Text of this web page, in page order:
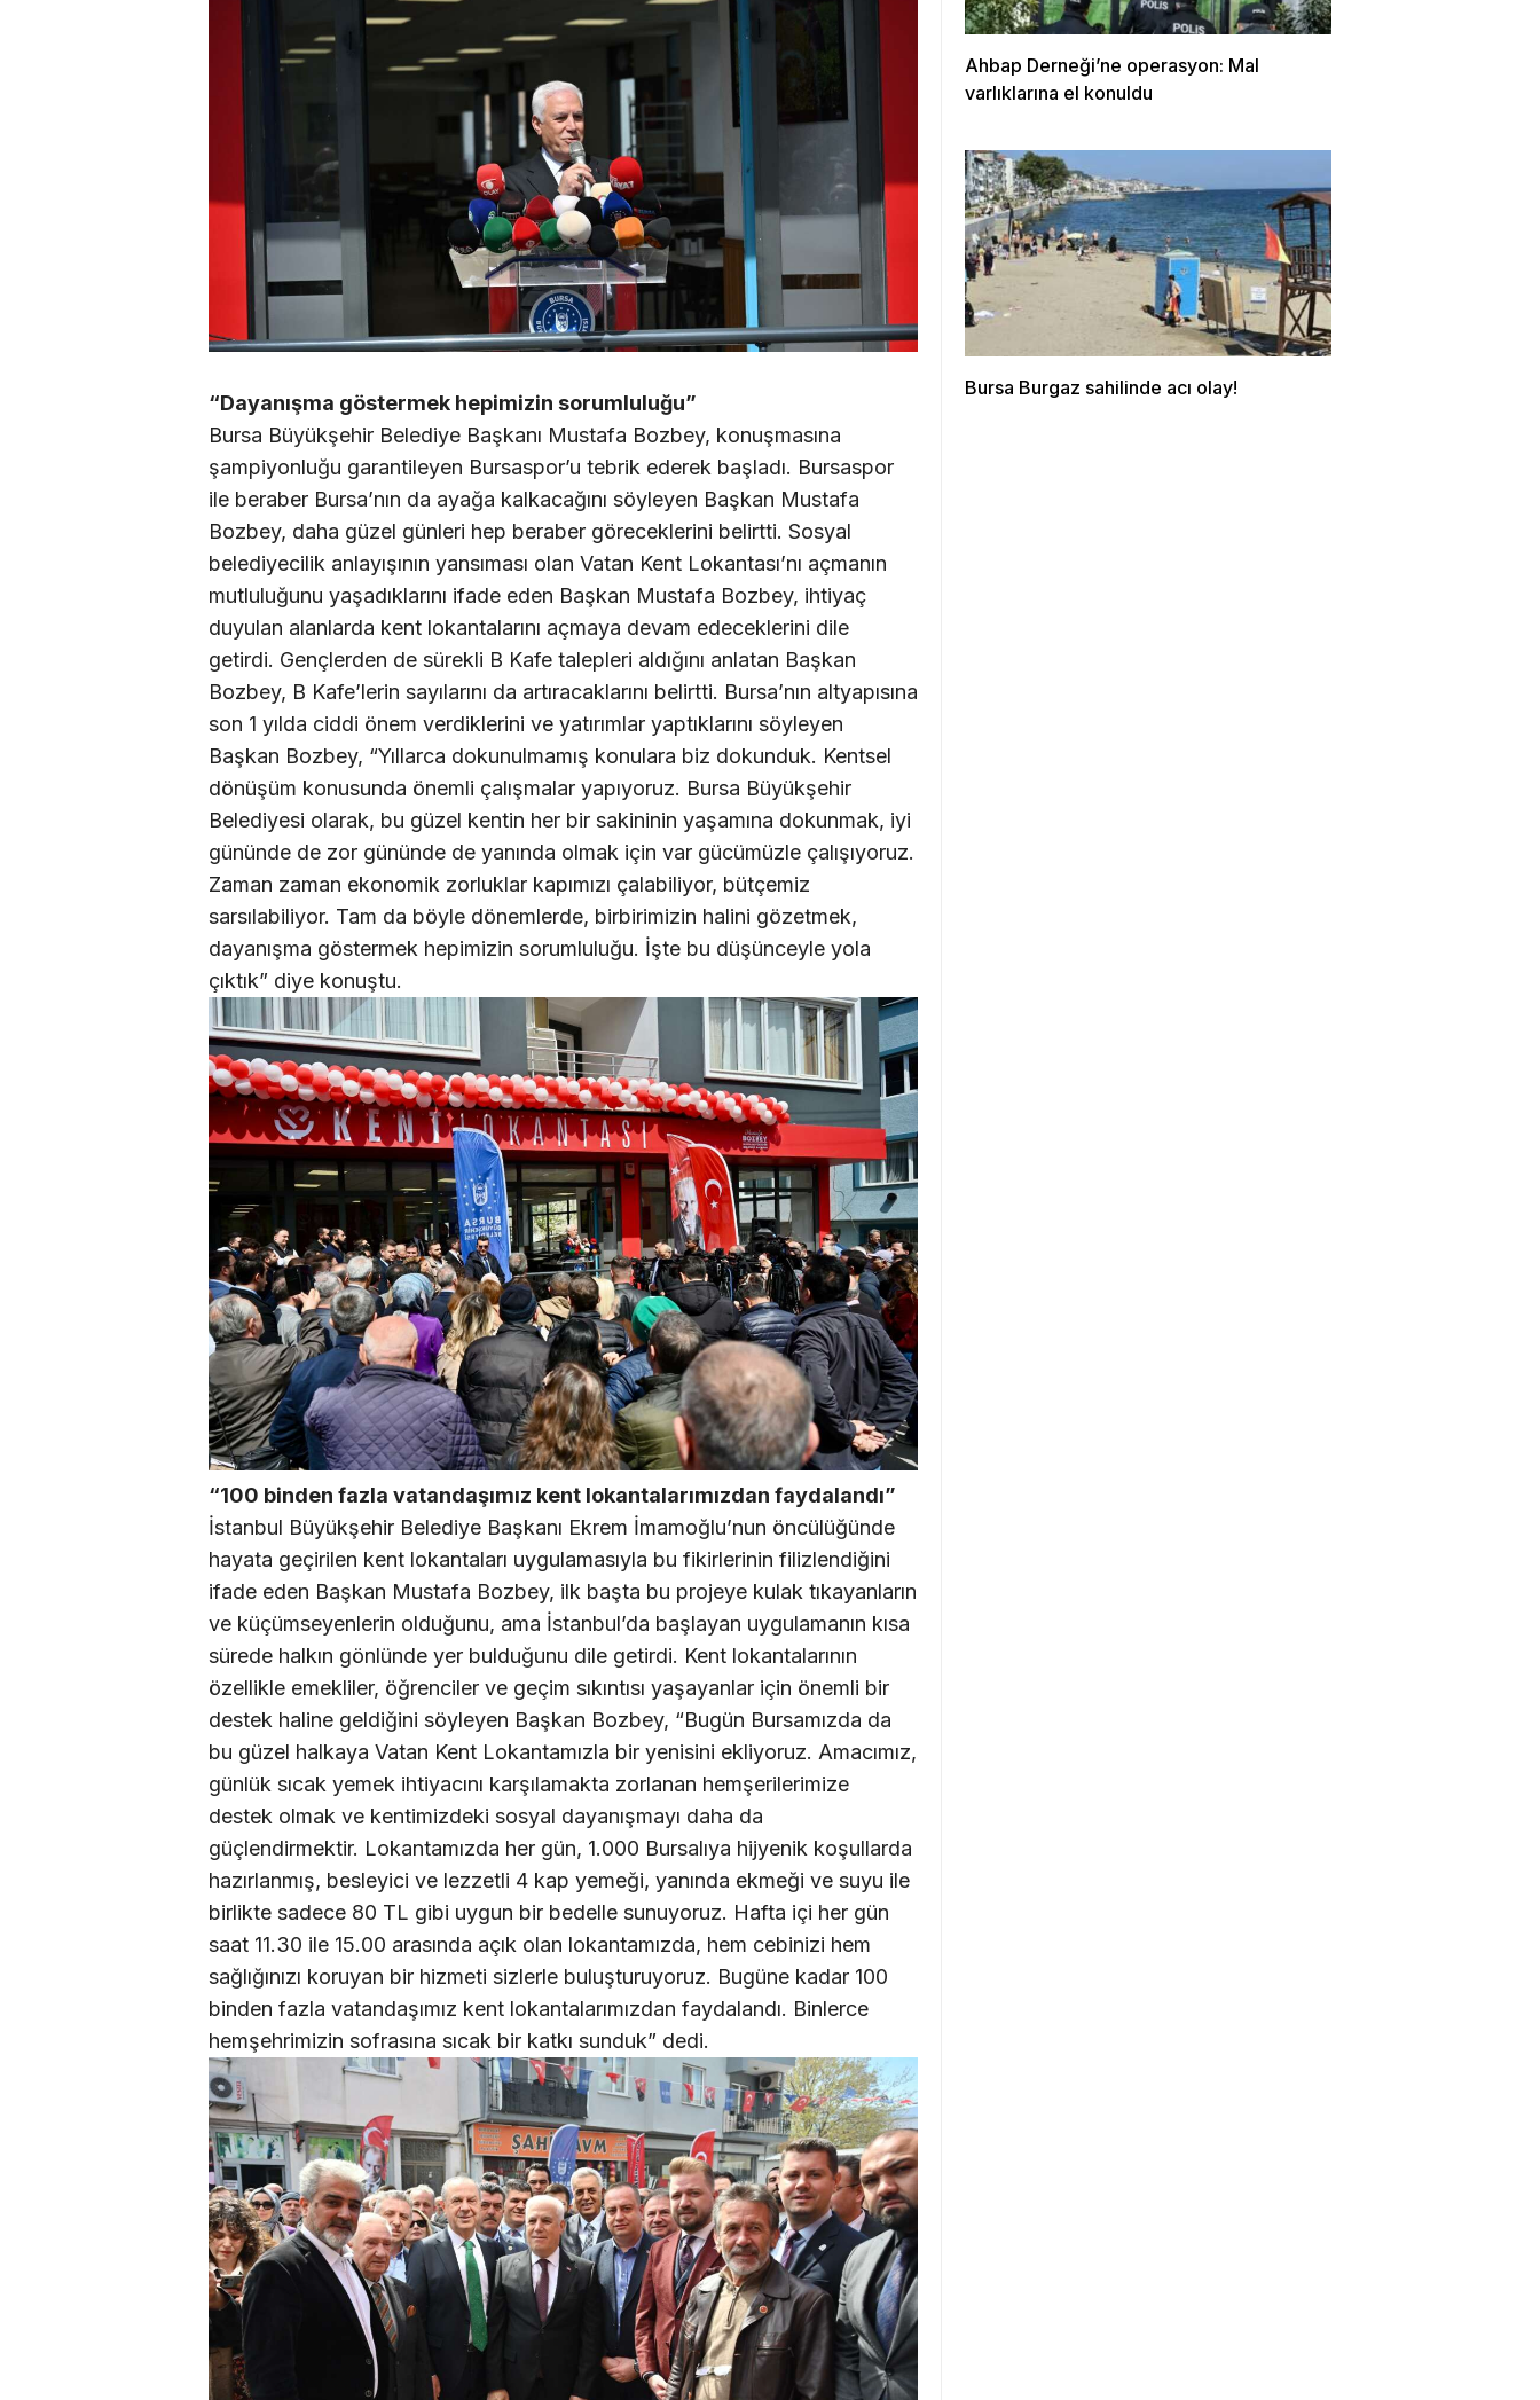
“Dayanışma göstermek hepimizin sorumluluğu”
Bursa Büyükşehir Belediye Başkanı Mustafa Bozbey, konuşmasına
şampiyonluğu garantileyen Bursaspor’u tebrik ederek başladı. Bursaspor
ile beraber Bursa’nın da ayağa kalkacağını söyleyen Başkan Mustafa
Bozbey, daha güzel günleri hep beraber göreceklerini belirtti. Sosyal
belediyecilik anlayışının yansıması olan Vatan Kent Lokantası’nı açmanın
mutluluğunu yaşadıklarını ifade eden Başkan Mustafa Bozbey, ihtiyaç
duyulan alanlarda kent lokantalarını açmaya devam edeceklerini dile
getirdi. Gençlerden de sürekli B Kafe talepleri aldığını anlatan Başkan
Bozbey, B Kafe’lerin sayılarını da artıracaklarını belirtti. Bursa’nın altyapısına
son 1 yılda ciddi önem verdiklerini ve yatırımlar yaptıklarını söyleyen
Başkan Bozbey, “Yıllarca dokunulmamış konulara biz dokunduk. Kentsel
dönüşüm konusunda önemli çalışmalar yapıyoruz. Bursa Büyükşehir
Belediyesi olarak, bu güzel kentin her bir sakininin yaşamına dokunmak, iyi
gününde de zor gününde de yanında olmak için var gücümüzle çalışıyoruz.
Zaman zaman ekonomik zorluklar kapımızı çalabiliyor, bütçemiz
sarsılabiliyor. Tam da böyle dönemlerde, birbirimizin halini gözetmek,
dayanışma göstermek hepimizin sorumluluğu. İşte bu düşünceyle yola
çıktık” diye konuştu.
“100 binden fazla vatandaşımız kent lokantalarımızdan faydalandı”
İstanbul Büyükşehir Belediye Başkanı Ekrem İmamoğlu’nun öncülüğünde
hayata geçirilen kent lokantaları uygulamasıyla bu fikirlerinin filizlendiğini
ifade eden Başkan Mustafa Bozbey, ilk başta bu projeye kulak tıkayanların
ve küçümseyenlerin olduğunu, ama İstanbul’da başlayan uygulamanın kısa
sürede halkın gönlünde yer bulduğunu dile getirdi. Kent lokantalarının
özellikle emekliler, öğrenciler ve geçim sıkıntısı yaşayanlar için önemli bir
destek haline geldiğini söyleyen Başkan Bozbey, “Bugün Bursamızda da
bu güzel halkaya Vatan Kent Lokantamızla bir yenisini ekliyoruz. Amacımız,
günlük sıcak yemek ihtiyacını karşılamakta zorlanan hemşerilerimize
destek olmak ve kentimizdeki sosyal dayanışmayı daha da
güçlendirmektir. Lokantamızda her gün, 1.000 Bursalıya hijyenik koşullarda
hazırlanmış, besleyici ve lezzetli 4 kap yemeği, yanında ekmeği ve suyu ile
birlikte sadece 80 TL gibi uygun bir bedelle sunuyoruz. Hafta içi her gün
saat 11.30 ile 15.00 arasında açık olan lokantamızda, hem cebinizi hem
sağlığınızı koruyan bir hizmeti sizlerle buluşturuyoruz. Bugüne kadar 100
binden fazla vatandaşımız kent lokantalarımızdan faydalandı. Binlerce
hemşehrimizin sofrasına sıcak bir katkı sunduk” dedi.
Ahbap Derneği’ne operasyon: Mal
varlıklarına el konuldu
Bursa Burgaz sahilinde acı olay!